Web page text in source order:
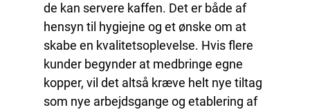
de kan servere kaffen. Det er både af
hensyn til hygiejne og et ønske om at
skabe en kvalitetsoplevelse. Hvis flere
kunder begynder at medbringe egne
kopper, vil det altså kræve helt nye tiltag
som nye arbejdsgange og etablering af